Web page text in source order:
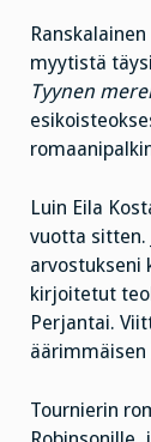
myytistä
Tyynen
Luin Eila
vuotta sitten.
arvostukseni
kirjoitetut
Perjantai.
Tournierin